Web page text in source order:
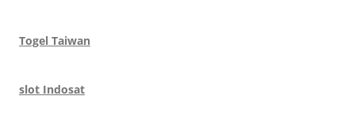
Togel Taiwan
slot Indosat